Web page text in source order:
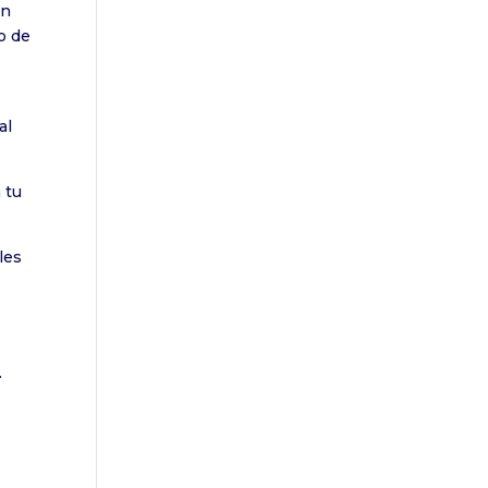
de
tu